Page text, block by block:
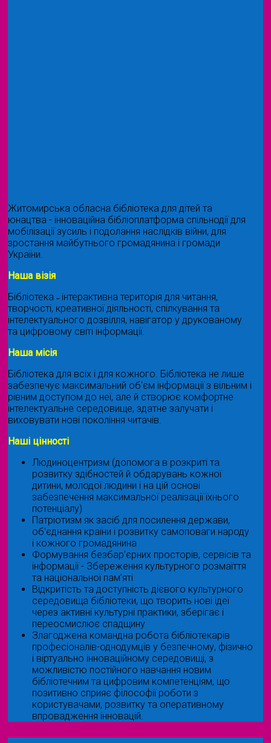
Житомирська обласна бібліотека для дітей та
юнацтва - інноваційна бібліоплатформа спільнодії для
мобілізації зусиль і подолання наслідків війни, для
зростання майбутнього громадянина і громади
України.
Наша візія
Бібліотека ˗ інтерактивна територія для читання,
творчості, креативної діяльності, спілкування та
інтелектуального дозвілля, навігатор у друкованому
та цифровому світі інформації.
Наша місія
Бібліотека для всіх і для кожного. Бібліотека не лише
забезпечує максимальний об'єм інформації з вільним і
рівним доступом до неї, але й створює комфортне
інтелектуальне середовище, здатне залучати і
виховувати нові покоління читачів.
Наші цінності
Людиноцентризм (допомога в розкриті та
розвитку здібностей й обдарувань кожної
дитини, молодої людини і на цій основі
забезпечення максимальної реалізації їхнього
потенціалу)
Патріотизм як засіб для посилення держави,
об'єднання країни і розвитку самоповаги народу
і кожного громадянина
Формування безбар’єрних просторів, сервісів та
інформації - Збереження культурного розмаїття
та національної пам’яті
Відкритість та доступність дієвого культурного
середовища бібліотеки, що творить нові ідеї
через активні культурні практики, зберігає і
переосмислює спадщину
Злагоджена командна робота бібліотекарів
професіоналів-однодумців у безпечному, фізично
і віртуально інноваційному середовищі, з
можливістю постійного навчання новим
бібліотечним та цифровим компетенціям, що
позитивно сприяє філософії роботи з
користувачами, розвитку та оперативному
впровадження інновацій.